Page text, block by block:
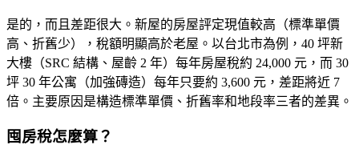
是的，而且差距很大。新屋的房屋評定現值較高（標準單價
高、折舊少），稅額明顯高於老屋。以台北市為例，40 坪新
大樓（SRC 結構、屋齡 2 年）每年房屋稅約 24,000 元，而 30
坪 30 年公寓（加強磚造）每年只要約 3,600 元，差距將近 7
倍 。主要原因是構造標準單價、折舊率和地段率三者的差異。
囤房稅怎麼算？